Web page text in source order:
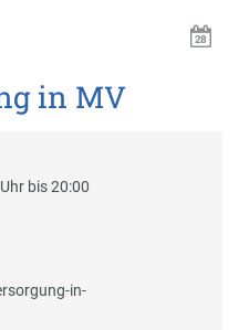
in MV
bis 20:00
in-